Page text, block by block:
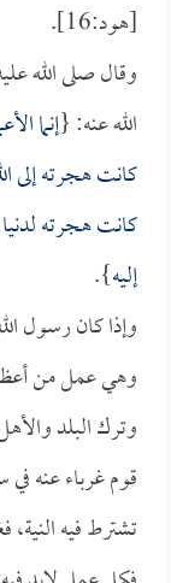
[هود:16].
وقال صلى الله
الله عنه: {إنما
كانت هجرته إلى
كانت هجرته
إليه}.
وإذا كان رسول
وهي عمل من
وترك البلد
قوم غرباء عنه في
تشترط فيه